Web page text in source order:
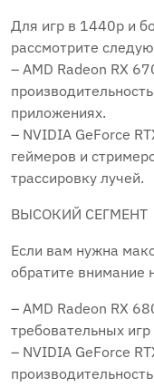
Для игр в 1440p и
рассмотрите
– AMD Radeon RX
приложениях.
– NVIDIA GeForce
геймеров и
трассировку лучей.
ВЫСОКИЙ СЕГМЕНТ
Если вам нужна
обратите внимание
– AMD Radeon RX
требовательных
– NVIDIA GeForce